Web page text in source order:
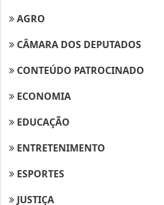
AGRO
CÂMARA DOS DEPUTADOS
CONTEÚDO PATROCINADO
ECONOMIA
EDUCAÇÃO
ENTRETENIMENTO
ESPORTES
JUSTIÇA